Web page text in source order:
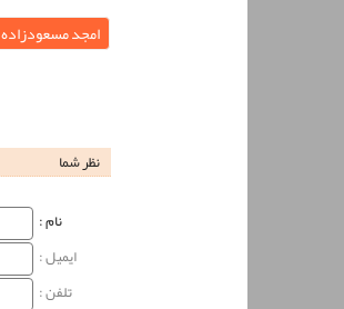
امجد مسعودزاده
نظر شما
نام‌ :
ایمیل :
تلفن :